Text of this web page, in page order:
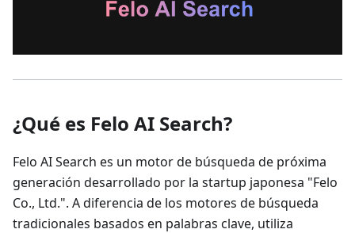
¿Qué es Felo AI Search?
Felo AI Search es un motor de búsqueda de próxima
generación desarrollado por la startup japonesa "Felo
Co., Ltd.". A diferencia de los motores de búsqueda
tradicionales basados en palabras clave, utiliza